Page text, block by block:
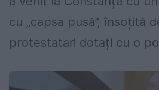
cu „capsa pusă”, însoțită
protestatari dotați cu o